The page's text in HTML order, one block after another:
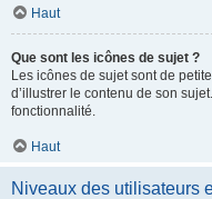
Haut
Que sont les icônes de sujet ?
Les icônes de sujet sont de
d’illustrer le contenu de son
fonctionnalité.
Haut
Niveaux des utilisateurs